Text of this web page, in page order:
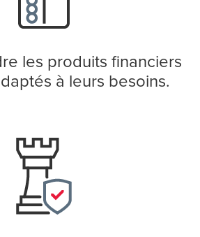
les produits financiers
à leurs besoins.